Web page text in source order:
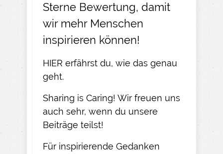
Sterne Bewertung, damit
wir mehr Menschen
inspirieren können!
HIER erfährst du, wie das genau
geht.​
Sharing is Caring! Wir freuen uns
auch sehr, wenn du unsere
Beiträge teilst!​
Für inspirierende Gedanken